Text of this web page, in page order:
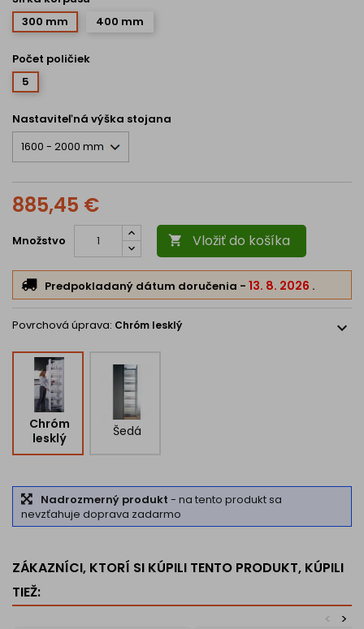
300 mm
400 mm
Počet poličiek
5
Nastaviteľná výška stojana
885,45 €
Množstvo  Vložiť do košíka
Predpokladaný dátum doručenia - 13. 8. 2026 .
Povrchová úprava: Chróm lesklý expand_more
Chróm
lesklý
Šedá
Nadrozmerný produkt - na tento produkt sa
nevzťahuje doprava zadarmo
ZÁKAZNÍCI, KTORÍ SI KÚPILI TENTO PRODUKT, KÚPILI
TIEŽ:
>
<